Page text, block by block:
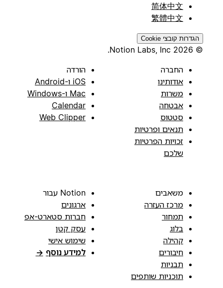
简体中文
繁體中文
הגדרות קובצי Cookie
החברה
אודותינו
משרות
אבטחה
סטטוס
תנאים ופרטיות
זכויות הפרטיות
שלכם
הורדה
iOS ו-Android
Mac ו-Windows
Calendar
Web Clipper
משאבים
מרכז העזרה
תמחור
בלוג
קהילה
חיבורים
תבניות
תוכניות שותפים
Notion עבור
ארגונים
חברות סטארט-אפ
עסק קטן
שימוש אישי
למידע נוסף →